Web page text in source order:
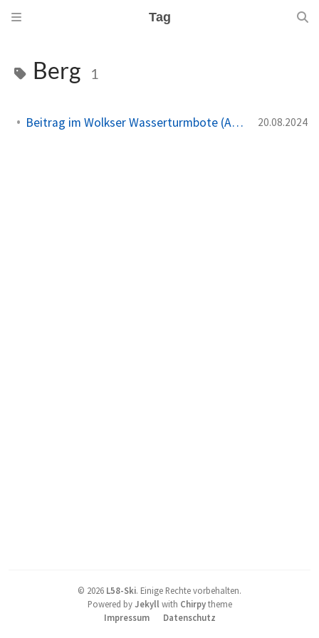
Tag
Berg 1
Beitrag im Wolkser Wasserturmbote (Ausgabe 2024/09) 20.08.2024
© 2026 L58-Ski. Einige Rechte vorbehalten.
Powered byJekyll with Chirpytheme
Impressum
Datenschutz